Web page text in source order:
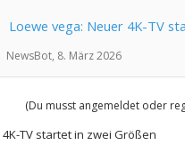
Loewe vega: Neuer 4K-TV
NewsBot, 8. März 2026
(Du musst angemeldet oder
TV startet in zwei Größen